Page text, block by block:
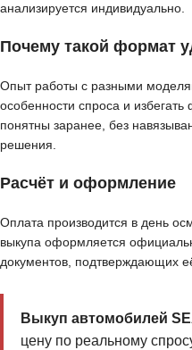
анализируется индивидуально.
Почему такой формат
Опыт работы с разными
особенности спроса и
понятны заранее, без
решения.
Расчёт и оформление
Оплата производится в день
выкупа оформляется
документов, подтверждающих
Выкуп автомобилей
цену по реальному